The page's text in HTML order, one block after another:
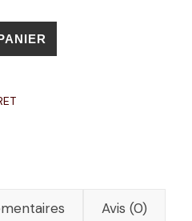
Avis (0)